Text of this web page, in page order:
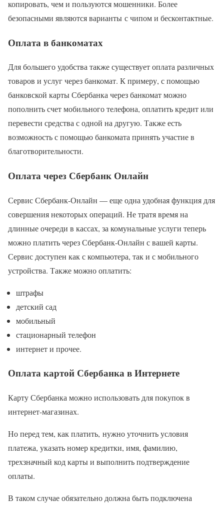
копировать, чем и пользуются мошенники. Более
безопасными являются варианты с чипом и бесконтактные.
Оплата в банкоматах
Для большего удобства также существует оплата различных
товаров и услуг через банкомат. К примеру, с помощью
банковской карты Сбербанка через банкомат можно
пополнить счет мобильного телефона, оплатить кредит или
перевести средства с одной на другую. Также есть
возможность с помощью банкомата принять участие в
благотворительности.
Оплата через Сбербанк Онлайн
Сервис Сбербанк-Онлайн — еще одна удобная функция для
совершения некоторых операций. Не тратя время на
длинные очереди в кассах, за комунальные услуги теперь
можно платить через Сбербанк-Онлайн с вашей карты.
Сервис доступен как с компьютера, так и с мобильного
устройства. Также можно оплатить:
штрафы
детский сад
мобильный
стационарный телефон
интернет и прочее.
Оплата картой Сбербанка в Интернете
Карту Сбербанка можно использовать для покупок в
интернет-магазинах.
Но перед тем, как платить, нужно уточнить условия
платежа, указать номер кредитки, имя, фамилию,
трехзначный код карты и выполнить подтверждение
оплаты.
В таком случае обязательно должна быть подключена